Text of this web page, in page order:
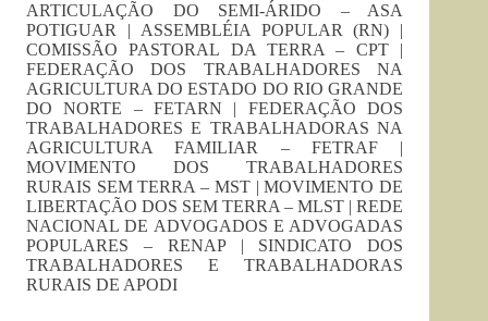
ARTICULAÇÃO DO SEMI-ÁRIDO – ASA
POTIGUAR | ASSEMBLÉIA POPULAR (RN) |
COMISSÃO PASTORAL DA TERRA – CPT |
FEDERAÇÃO DOS TRABALHADORES NA
AGRICULTURA DO ESTADO DO RIO GRANDE
DO NORTE – FETARN | FEDERAÇÃO DOS
TRABALHADORES E TRABALHADORAS NA
AGRICULTURA FAMILIAR – FETRAF |
MOVIMENTO DOS TRABALHADORES
RURAIS SEM TERRA – MST | MOVIMENTO DE
LIBERTAÇÃO DOS SEM TERRA – MLST | REDE
NACIONAL DE ADVOGADOS E ADVOGADAS
POPULARES – RENAP | SINDICATO DOS
TRABALHADORES E TRABALHADORAS
RURAIS DE APODI